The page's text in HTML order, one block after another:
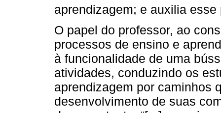
aprendizagem; e auxilia esse
O papel do professor, ao
processos de ensino e
à funcionalidade de uma
atividades, conduzindo os
aprendizagem por caminhos
desenvolvimento de suas